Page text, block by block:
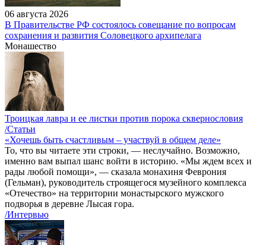
06 августа 2026
В Правительстве РФ состоялось совещание по вопросам
сохранения и развития Соловецкого архипелага
Монашество
Троицкая лавра и ее листки против порока сквернословия
/Статьи
«Хочешь быть счастливым – участвуй в общем деле»
То, что вы читаете эти строки, — неслучайно. Возможно,
именно вам выпал шанс войти в историю. «Мы ждем всех и
рады любой помощи», — сказала монахиня Феврония
(Гельман), руководитель строящегося музейного комплекса
«Отечество» на территории монастырского мужского
подворья в деревне Лысая гора.
/Интервью